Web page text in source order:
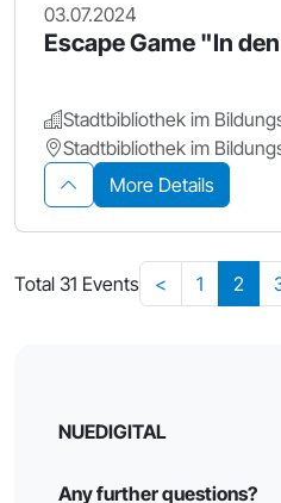
03.07.2024
Escape Game "In
Stadtbibliothek im
Stadtbibliothek im
More Details
Total 31 Events < 1 2
NUEDIGITAL
Any further questions?